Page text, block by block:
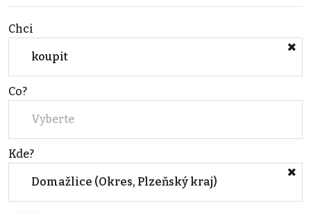
Chci
koupit
Co?
Vyberte
Kde?
Domažlice (Okres, Plzeňský kraj)